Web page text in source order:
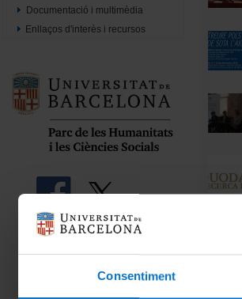
Consentiment
Documentació i multimèdia
Enllaços d'interès i recursos
Segueix-nos